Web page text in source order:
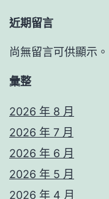
近期留言
尚無留言可供顯示。
彙整
2026 年 8 月
2026 年 7 月
2026 年 6 月
2026 年 5 月
2026 年 4 月